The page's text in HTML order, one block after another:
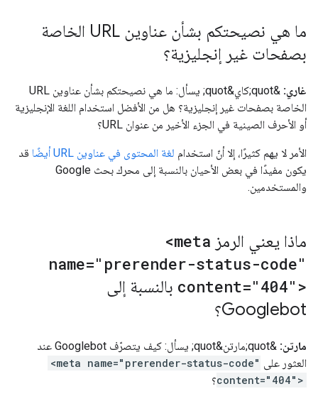
ما هي نصيحتكم بشأن عناوين URL الخاصة
بصفحات غير إنجليزية؟
غاري:
&quot;كاي&quot; يسأل: ما هي نصيحتكم بشأن عناوين URL
الخاصة بصفحات غير إنجليزية؟ هل من الأفضل استخدام اللغة الإنجليزية
أو الأحرف الصينية في الجزء الأخير من عنوان URL؟
الأمر لا يهم كثيرًا، إلا أنّ استخدام لغة المحتوى في عناوين URL أيضًا
قد
يكون مفيدًا في بعض الأحيان بالنسبة إلى محرك بحث Google
والمستخدمين.
ماذا يعني الرمز <meta
name="prerender-status-code"
content="404"> بالنسبة إلى
Googlebot؟
مارتن:
&quot;مارتن&quot; يسأل: كيف يتصرّف Googlebot عند
العثور على <meta name="prerender-status-code"
content="404">؟